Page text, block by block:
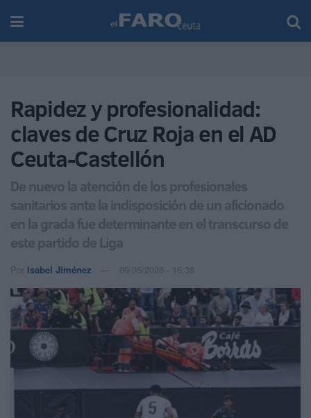
Rapidez y profesionalidad:
claves de Cruz Roja en el AD
Ceuta-Castellón
De nuevo la atención de los profesionales
sanitarios ante la indisposición de un aficionado
en la grada fue determinante en el transcurso de
este partido de Liga
Por Isabel Jiménez 09/05/2026 - 16:38